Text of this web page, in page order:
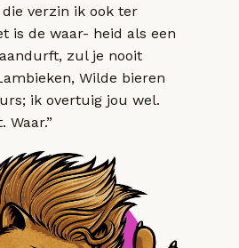
die verzin ik ook ter
is de waar- heid als een
zul je nooit
Wilde bieren
ik overtuig jou wel.
Waar.”